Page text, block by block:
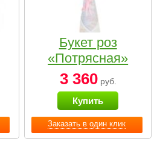
Заказать в один клик
Букет роз
«Потрясная»
3 360руб.
Купить